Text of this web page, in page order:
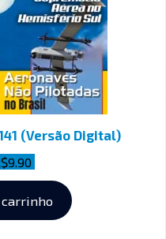
(Versão Digital)
9.90